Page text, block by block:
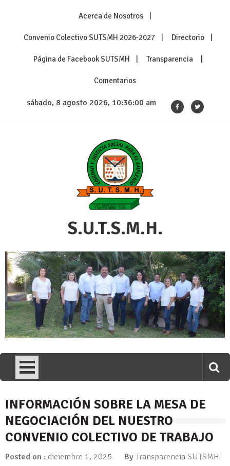
Acerca de Nosotros
Convenio Colectivo SUTSMH 2026-2027 Directorio
Página de Facebook SUTSMH Transparencia
Comentarios
sábado, 8 agosto 2026, 10:36:00 am
S.U.T.S.M.H.
INFORMACIÓN SOBRE LA MESA DE
NEGOCIACIÓN DEL NUESTRO
CONVENIO COLECTIVO DE TRABAJO
Posted on : diciembre 1, 2025 By Transparencia SUTSMH